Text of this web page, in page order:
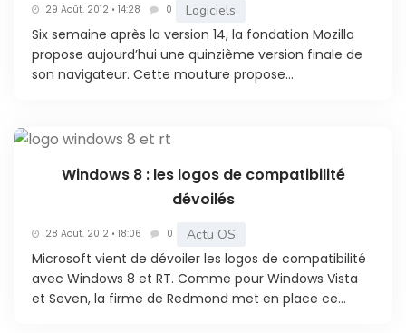
29 Août. 2012 • 14:28 0 Logiciels
Six semaine après la version 14, la fondation Mozilla
propose aujourd’hui une quinzième version finale de
son navigateur. Cette mouture propose...
Windows 8 : les logos de compatibilité
dévoilés
28 Août. 2012 • 18:06 0 Actu OS
Microsoft vient de dévoiler les logos de compatibilité
avec Windows 8 et RT. Comme pour Windows Vista
et Seven, la firme de Redmond met en place ce...